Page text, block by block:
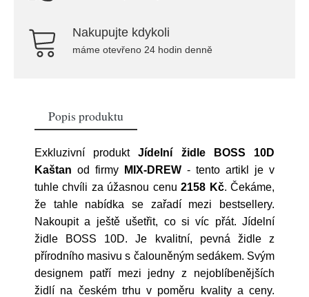
Nakupujte kdykoli
máme otevřeno 24 hodin denně
Popis produktu
Exkluzivní produktJídelní židle BOSS 10D
Kaštan od firmy MIX-DREW - tento artikl je v
tuhle chvíli za úžasnou cenu2158 Kč. Čekáme,
že tahle nabídka se zařadí mezi bestsellery.
Nakoupit a ještě ušetřit, co si víc přát. Jídelní
židle BOSS 10D. Je kvalitní, pevná židle z
přírodního masivu s čalouněným sedákem. Svým
designem patří mezi jedny z nejoblíbenějších
židlí na českém trhu v poměru kvality a ceny.